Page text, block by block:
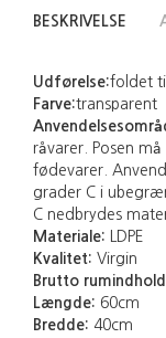
BESKRIVELSE
Udførelse:foldet
Farve:transparent
råvarer. Posen
fødevarer.
grader C i
C nedbrydes
Materiale: LDPE
Kvalitet: Virgin
Brutto
Længde: 60cm
Bredde: 40cm